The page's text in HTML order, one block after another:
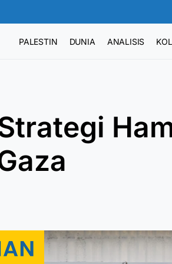
PALESTIN DUNIA ANALISIS